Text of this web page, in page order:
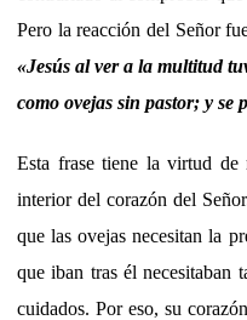
Pero la reacción del Señor
«Jesús al ver a la multitud
como ovejas sin pastor; y se
Esta frase tiene la virtud de
interior del corazón del
que las ovejas necesitan la
que iban tras él necesitaban
cuidados. Por eso, su